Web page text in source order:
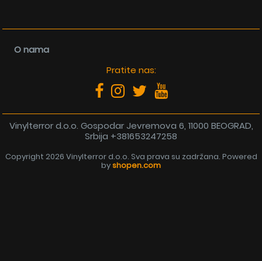
O nama
Pratite nas:
Vinylterror d.o.o. Gospodar Jevremova 6, 11000 BEOGRAD,
Srbija +381653247258
Copyright 2026 Vinylterror d.o.o. Sva prava su zadržana. Powered
byshopen.com